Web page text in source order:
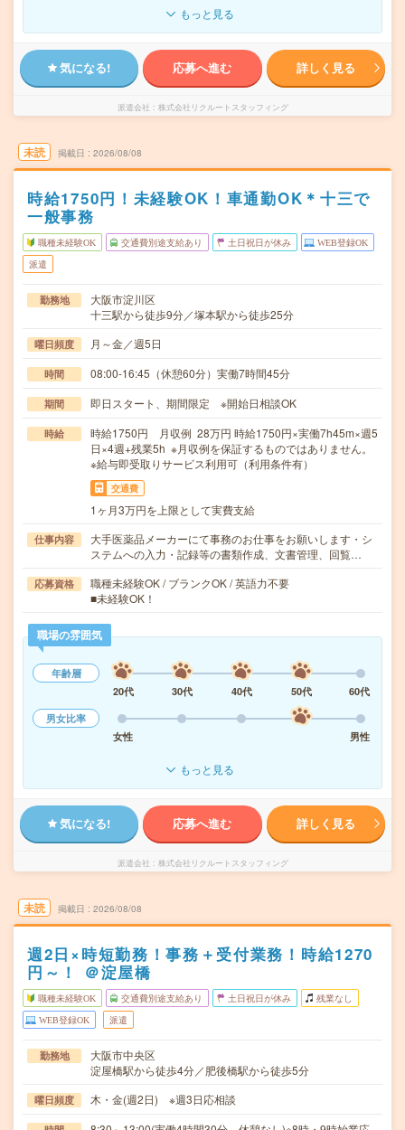
もっと見る
気になる! 応募へ進む 詳しく見る
派遣会社 株式会社リクルートスタッフィング
未読 掲載日 2026/08/08
時給1750円！未経験OK！車通勤OK＊十三で
一般事務
職種未経験OK 交通費別途支給あり 土日祝日が休み WEB登録OK
派遣
勤務地
大阪市淀川区
十三駅から徒歩9分／塚本駅から徒歩25分
曜日頻度 月～金／週5日
時間 08:00-16:45（休憩60分）実働7時間45分
期間 即日スタート、期間限定 ※開始日相談OK
時給
時給1750円 月収例 28万円 時給1750円×実働7h45m×週5
日×4週+残業5h ※月収例を保証するものではありません。
※給与即受取りサービス利用可（利用条件有）
交通費
1ヶ月3万円を上限として実費支給
仕事内容
大手医薬品メーカーにて事務のお仕事をお願いします・シ
ステムへの入力・記録等の書類作成、文書管理、回覧…
応募資格
職種未経験OK / ブランクOK / 英語力不要
■未経験OK！
職場の雰囲気
年齢層
20代
30代 40代 50代
60代
男女比率
女性
男性
もっと見る
気になる! 応募へ進む 詳しく見る
派遣会社 株式会社リクルートスタッフィング
未読 掲載日 2026/08/08
週2日×時短勤務！事務＋受付業務！時給1270
円～！ ＠淀屋橋
職種未経験OK 交通費別途支給あり 土日祝日が休み 残業なし
WEB登録OK 派遣
勤務地
大阪市中央区
淀屋橋駅から徒歩4分／肥後橋駅から徒歩5分
曜日頻度 木・金(週2日) ※週3日応相談